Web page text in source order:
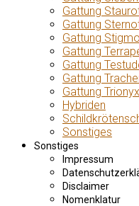
Gattung
Gattung
Gattung
Gattung
Gattung
Gattung
Gattung Trionyx
Hybriden
Sonstiges
Sonstiges
Impressum
Disclaimer
Nomenklatur